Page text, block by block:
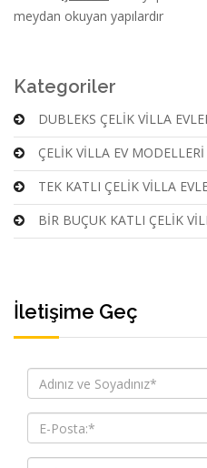
meydan okuyan yapılardır
Kategoriler
DUBLEKS ÇELİK VİLLA
ÇELİK VİLLA EV MODELLERİ
TEK KATLI ÇELİK VİLLA
BİR BUÇUK KATLI ÇELİK
İletişime Geç